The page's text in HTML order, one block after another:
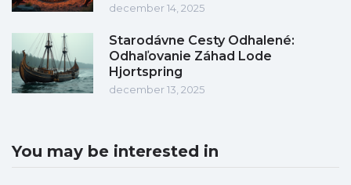
december 14, 2025
Starodávne Cesty Odhalené:
Odhaľovanie Záhad Lode
Hjortspring
december 13, 2025
You may be interested in